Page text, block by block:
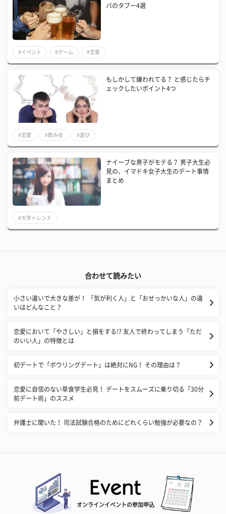
パのタブー4選
#イベント #ゲーム #恋愛
もしかして嫌われてる？ と感じたらチ
ェックしたいポイント4つ
#恋愛 #飲み会 #遊び
ナイーブな男子がモテる？ 男子大生必
見の、イマドキ女子大生のデート事情
まとめ
#大学トレンド
合わせて読みたい
小さい違いで大きな差が！ 「気が利く人」と「おせっかいな人」の違
いはどんなこと？
恋愛において「やさしい」と損をする!? 友人で終わってしまう「ただ
のいい人」の特徴とは
初デートで「ボウリングデート」は絶対にNG！ その理由は？
恋愛に自信のない草食学生必見！ デートをスムーズに乗り切る「30分
前デート術」のススメ
弁護士に聞いた！ 司法試験合格のためにどれくらい勉強が必要なの？
オンラインイベントの参加申込